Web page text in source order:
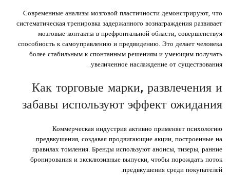
Современные анализы мозговой пластичности демонстрируют, что
систематическая тренировка задержанного вознаграждения развивает
мозговые контакты в префронтальной области, совершенствуя
способность к самоуправлению и предвидению. Это делает человека
более стабильным к спонтанным решениям и умеющим получать
увеличенное наслаждение от существования.
Как торговые марки, развлечения и
забавы используют эффект ожидания
Коммерческая индустрия активно применяет психологию
предвкушения, создавая продвигающие акции, построенные на
правилах томления. Бренды используют анонсы, тизеры, ранние
бронирования и эксклюзивные выпуски, чтобы порождать поток
предвкушения среди покупателей.